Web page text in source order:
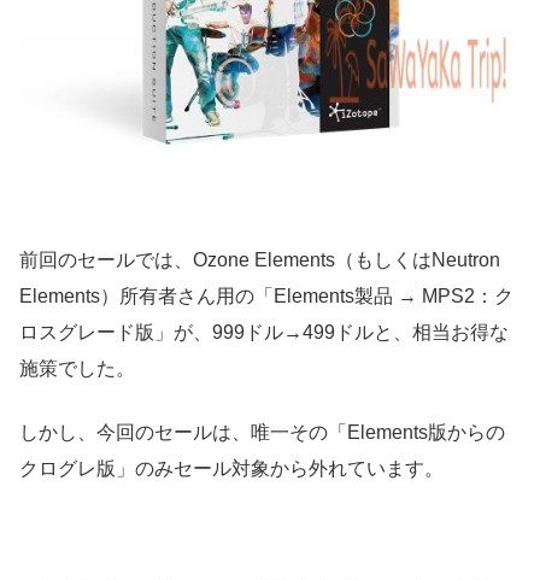
前回のセールでは、Ozone Elements（もしくはNeutron
Elements）所有者さん用の「Elements製品 → MPS2：ク
ロスグレード版」が、999ドル→499ドルと、相当お得な
施策でした。
しかし、今回のセールは、唯一その「Elements版からの
クログレ版」のみセール対象から外れています。